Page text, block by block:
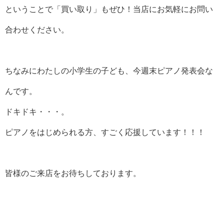
ということで「買い取り」もぜひ！当店にお気軽にお問い
合わせください。
ちなみにわたしの小学生の子ども、今週末ピアノ発表会な
んです。
ドキドキ・・・。
ピアノをはじめられる方、すごく応援しています！！！
皆様のご来店をお待ちしております。